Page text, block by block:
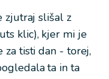
zjutraj slišal z
klic), kjer mi je
za tisti dan - torej,
ta in ta